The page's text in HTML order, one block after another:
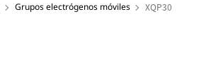
Grupos electrógenos móviles XQP30